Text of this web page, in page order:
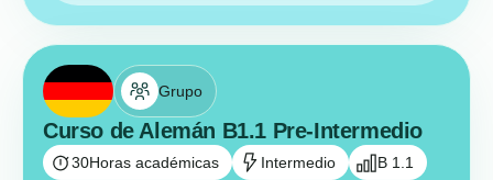
Grupo
Curso de Alemán B1.1 Pre-Intermedio
30Horas académicas Intermedio B 1.1